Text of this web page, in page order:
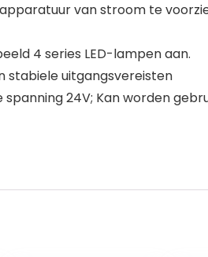
van stroom te
4 series LED-lampen aan.
stabiele uitgangsvereisten
24V; Kan worden